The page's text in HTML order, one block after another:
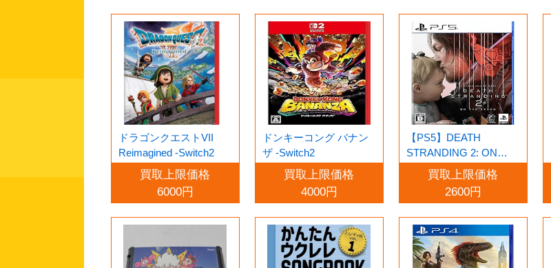
ドラゴンクエストVII
Reimagined -Switch2
買取上限価格
6000円
ドンキーコング バナン
ザ -Switch2
買取上限価格
4000円
【PS5】DEATH
STRANDING 2: ON
THE BEACH
買取上限価格
2600円